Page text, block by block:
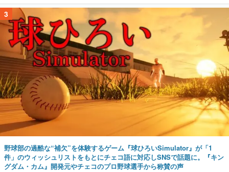
3
野球部の過酷な“補欠”を体験するゲーム『球ひろいSimulator』が「1
件」のウィッシュリストをもとにチェコ語に対応しSNSで話題に。『キン
グダム・カム』開発元やチェコのプロ野球選手から称賛の声